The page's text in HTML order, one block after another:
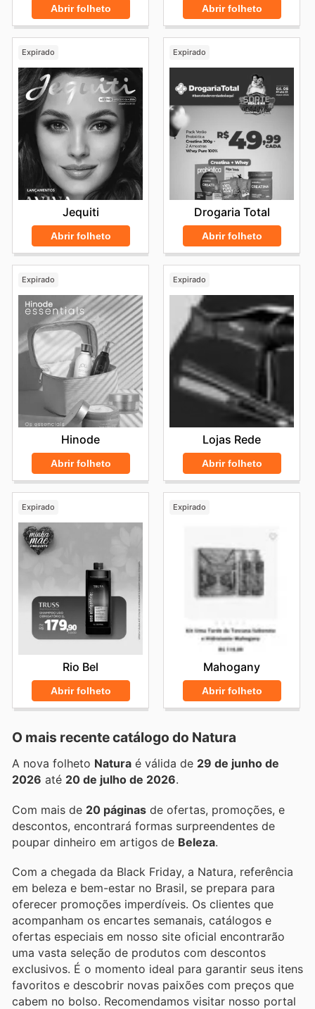
Abrir folheto Abrir folheto
Expirado
Jequiti
Abrir folheto
Expirado
Drogaria Total
Abrir folheto
Expirado
Hinode
Abrir folheto
Expirado
Lojas Rede
Abrir folheto
Expirado
Rio Bel
Abrir folheto
Expirado
Mahogany
Abrir folheto
O mais recente catálogo do Natura
A nova folheto Natura é válida de 29 de junho de
2026 até 20 de julho de 2026.
Com mais de 20 páginas de ofertas, promoções, e
descontos, encontrará formas surpreendentes de
poupar dinheiro em artigos de Beleza.
Com a chegada da Black Friday, a Natura, referência
em beleza e bem-estar no Brasil, se prepara para
oferecer promoções imperdíveis. Os clientes que
acompanham os encartes semanais, catálogos e
ofertas especiais em nosso site oficial encontrarão
uma vasta seleção de produtos com descontos
exclusivos. É o momento ideal para garantir seus itens
favoritos e descobrir novas paixões com preços que
cabem no bolso. Recomendamos visitar nosso portal